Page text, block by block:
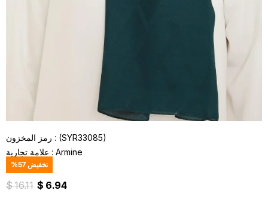
رمز المخزون
(SYR33085)
علامة تجارية : Armine
%57 تخفيض
$ 16.11 $ 6.94